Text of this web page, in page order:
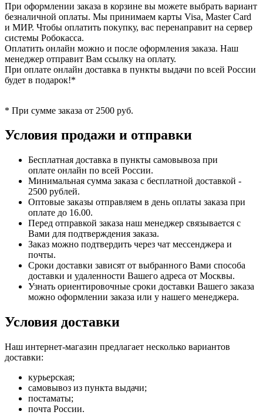
При оформлении заказа в корзине вы можете выбрать вариант
безналичной оплаты. Мы принимаем карты Visa, Master Card
и МИР. Чтобы оплатить покупку, вас перенаправит на сервер
системы Робокасса.
Оплатить онлайн можно и после оформления заказа. Наш
менеджер отправит Вам ссылку на оплату.
При оплате онлайн доставка в пункты выдачи по всей России
будет в подарок!*
* При сумме заказа от 2500 руб.
Условия продажи и отправки
Бесплатная доставка в пункты самовывоза при
оплате онлайн по всей России.
Минимальная сумма заказа с бесплатной доставкой -
2500 рублей.
Оптовые заказы отправляем в день оплаты заказа при
оплате до 16.00.
Перед отправкой заказа наш менеджер связывается с
Вами для подтверждения заказа.
Заказ можно подтвердить через чат мессенджера и
почты.
Сроки доставки зависят от выбранного Вами способа
доставки и удаленности Вашего адреса от Москвы.
Узнать ориентировочные сроки доставки Вашего заказа
можно оформлении заказа или у нашего менеджера.
Условия доставки
Наш интернет-магазин предлагает несколько вариантов
доставки:
курьерская;
самовывоз из пункта выдачи;
постаматы;
почта России.